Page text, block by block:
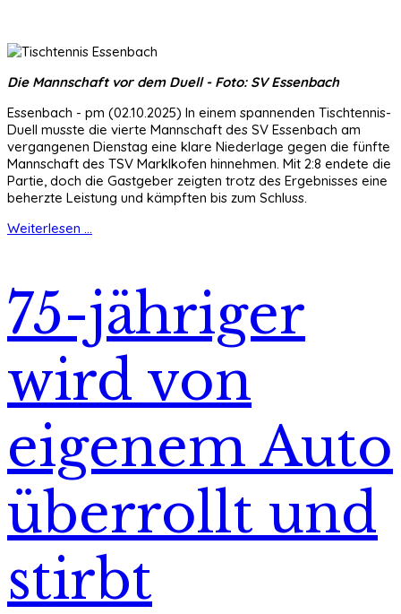
Die Mannschaft vor dem Duell - Foto: SV Essenbach
Essenbach - pm (02.10.2025) In einem spannenden Tischtennis-
Duell musste die vierte Mannschaft des SV Essenbach am
vergangenen Dienstag eine klare Niederlage gegen die fünfte
Mannschaft des TSV Marklkofen hinnehmen. Mit 2:8 endete die
Partie, doch die Gastgeber zeigten trotz des Ergebnisses eine
beherzte Leistung und kämpften bis zum Schluss.
Weiterlesen ...
75-jähriger
wird von
eigenem Auto
überrollt und
stirbt